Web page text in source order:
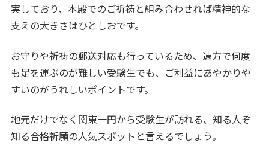
実しており、本殿でのご祈祷と組み合わせれば精神的な
支えの大きさはひとしおです。
お守りや祈祷の郵送対応も行っているため、遠方で何度
も足を運ぶのが難しい受験生でも、ご利益にあやかりや
すいのがうれしいポイントです。
地元だけでなく関東一円から受験生が訪れる、知る人ぞ
知る合格祈願の人気スポットと言えるでしょう。